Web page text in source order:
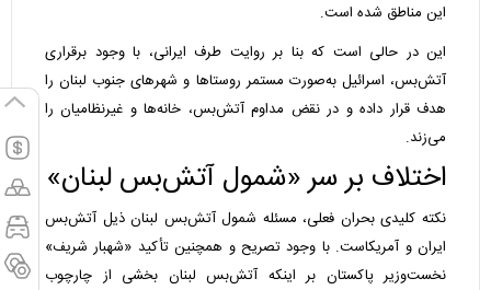
این مناطق شده است.
این در حالی است که بنا بر روایت طرف ایرانی، با وجود برقراری
آتش‌بس، اسرائیل به‌صورت مستمر روستاها و شهرهای جنوب لبنان را
هدف قرار داده و در نقض مداوم آتش‌بس، خانه‌ها و غیرنظامیان را
می‌زند.
اختلاف بر سر «شمول آتش‌بس لبنان»
نکته کلیدی بحران فعلی، مسئله شمول آتش‌بس لبنان ذیل آتش‌بس
ایران و آمریکاست. با وجود تصریح و همچنین تأکید «شهبار شریف»
نخست‌وزیر پاکستان بر اینکه آتش‌بس لبنان بخشی از چارچوب